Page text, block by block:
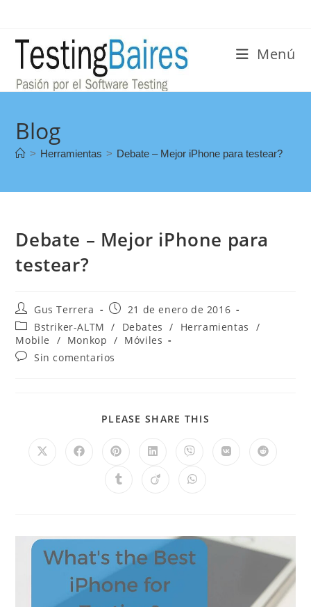
Menú
Blog
> Herramientas > Debate – Mejor iPhone para testear?
Debate – Mejor iPhone para
testear?
Gus Terrera
21 de enero de 2016
Bstriker-ALTM
/ Debates / Herramientas
/
Mobile
/ Monkop / Móviles
Sin comentarios
PLEASE SHARE THIS